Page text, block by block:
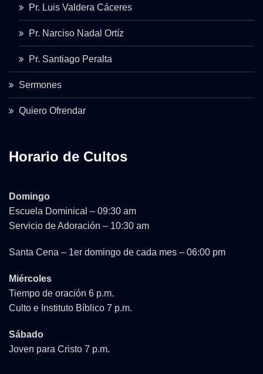
Pr. Luis Valdera Cáceres
Pr. Narciso Nadal Ortíz
Pr. Santiago Peralta
Sermones
Quiero Ofrendar
Horario de Cultos
Domingo
Escuela Dominical – 09:30 am
Servicio de Adoración – 10:30 am
Santa Cena – 1er domingo de cada mes – 06:00 pm
Miércoles
Tiempo de oración 6 p.m.
Culto e Instituto Bíblico 7 p.m.
Sábado
Joven para Cristo 7 p.m.